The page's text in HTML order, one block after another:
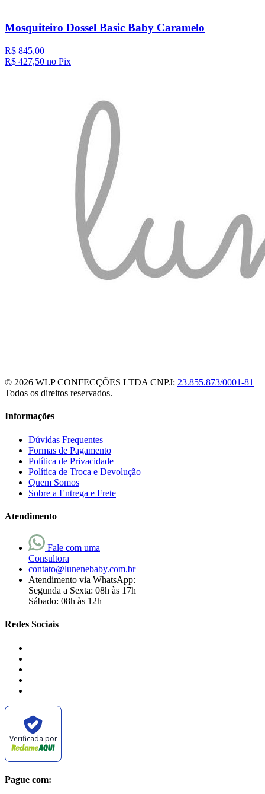
Mosquiteiro Dossel Basic Baby Caramelo
R$ 845,00
R$ 427,50 no Pix
© 2026 WLP CONFECÇÕES LTDA CNPJ: 23.855.873/0001-81
Todos os direitos reservados.
Informações
Dúvidas Frequentes
Formas de Pagamento
Política de Privacidade
Política de Troca e Devolução
Quem Somos
Sobre a Entrega e Frete
Atendimento
Fale com uma
Consultora
contato@lunenebaby.com.br
Atendimento via WhatsApp:
Segunda a Sexta: 08h às 17h
Sábado: 08h às 12h
Redes Sociais
Verificada por
Pague com: